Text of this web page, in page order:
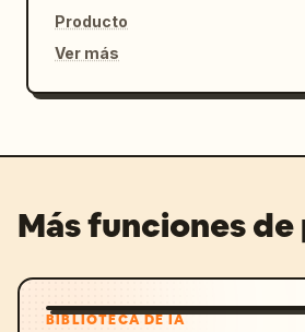
Producto
Ver más
Más funciones
BIBLIOTECA DE IA